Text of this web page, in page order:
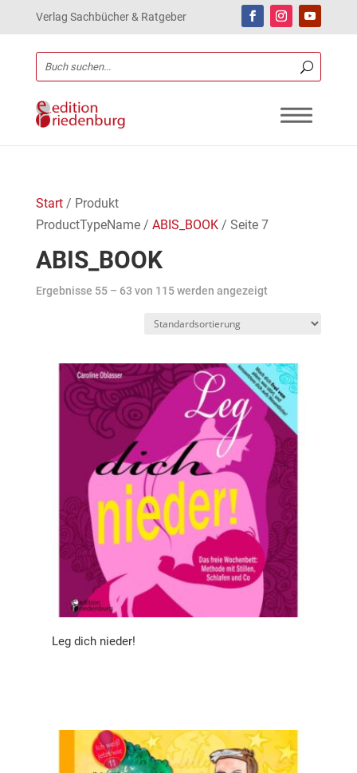
Verlag Sachbücher & Ratgeber
Start/ Produkt
ProductTypeName / ABIS_BOOK/ Seite 7
ABIS_BOOK
Ergebnisse 55 – 63 von 115 werden angezeigt
Leg dich nieder!